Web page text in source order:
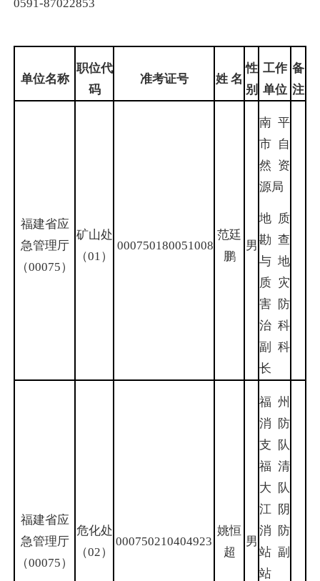
0591-87022853
单位名称
职位代
码
准考证号 姓 名
性
别
工作
单位
备
注
福建省应
急管理厅
（00075）
矿山处
（01）
000750180051008
范廷
鹏
男
南平
市自
然资
源局
地质
勘查
与地
质灾
害防
治科
副科
长
福建省应
急管理厅
（00075）
危化处
（02）
000750210404923
姚恒
超
男
福州
消防
支队
福清
大队
江阴
消防
站副
站